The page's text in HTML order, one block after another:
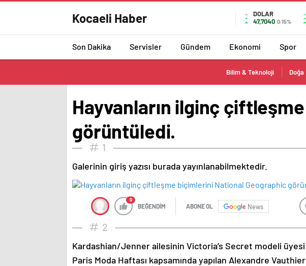
Kocaeli Haber
DOLAR
47,7040 0.15%
Son Dakika Servisler Gündem Ekonomi Spor
Bilim & Teknoloji Doğa
Hayvanların ilginç
görüntüledi.
1
Galerinin giriş yazısı burada yayınlanabilmektedir.
0
BEĞENDİM ABONE OL News
2
Kardashian/Jenner ailesinin Victoria’s Secret modeli
Paris Moda Haftası kapsamında yapılan Alexandre